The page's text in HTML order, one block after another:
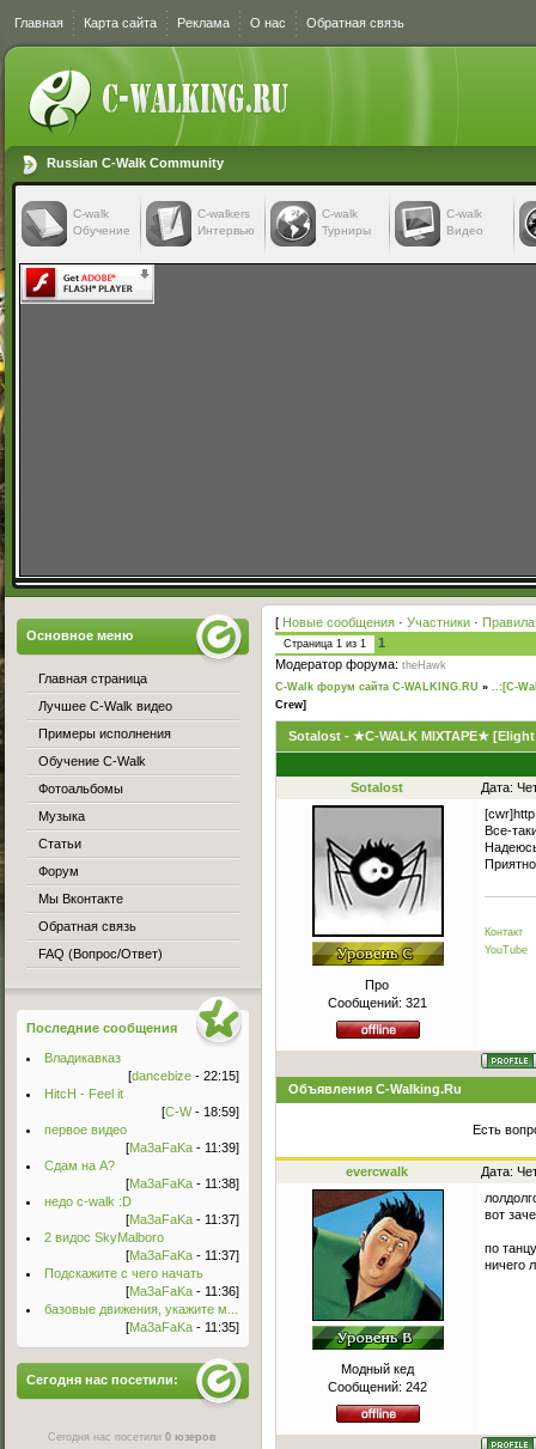
Главная Карта сайта Реклама О нас Обратная связь
Russian C-Walk Community
C-walk
Обучение
C-walkers
Интервью
С-walk
Турниры
С-walk
Видео
[ Новые сообщения · Участники ·
Страница 1 из 1
1
Модератор форума: theHawk
C-Walk форум сайта C-WALKING.RU » ..:[C-
Crew]
Sotalost - ★C-WALK MIXTAPE★
Sotalost Дата:
Про
Сообщений: 321
Все-
Контакт
YouTube
Объявления C-Walking.Ru
Есть
evercwalk Дата:
Модный кед
Сообщений: 242
вот
по
ничего
Основное меню
Главная страница
Лучшее C-Walk видео
Примеры исполнения
Обучение C-Walk
Фотоальбомы
Музыка
Статьи
Форум
Мы Вконтакте
Обратная связь
FAQ (Вопрос/Ответ)
Последние сообщения
Владикавказ
[dancebize - 22:15]
HitcH - Feel it
[C-W- 18:59]
первое видео
[Ma3aFaKa - 11:39]
Сдам на А?
[Ma3aFaKa - 11:38]
недо c-walk :D
[Ma3aFaKa - 11:37]
2 видос SkyMalboro
[Ma3aFaKa - 11:37]
Подскажите с чего начать
[Ma3aFaKa - 11:36]
базовые движения, укажите м...
[Ma3aFaKa - 11:35]
Сегодня нас посетили:
Сегодня нас посетили0 юзеров